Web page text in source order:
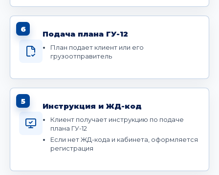
6
Подача плана ГУ-12
План подает клиент или его
грузоотправитель
5
Инструкция и ЖД-код
Клиент получает инструкцию по подаче
плана ГУ-12
Если нет ЖД-кода и кабинета, оформляется
регистрация